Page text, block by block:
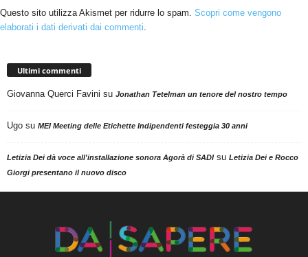
Questo sito utilizza Akismet per ridurre lo spam. Scopri come vengono
elaborati i dati derivati dai commenti.
Ultimi commenti
Giovanna Querci Favini su Jonathan Tetelman un tenore del nostro tempo
Ugo su MEI Meeting delle Etichette Indipendenti festeggia 30 anni
Letizia Dei dà voce all'installazione sonora Agorà di SADIsu Letizia Dei e Rocco
Giorgi presentano il nuovo disco